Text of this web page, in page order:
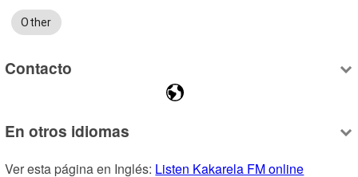
Other
Contacto
En otros idiomas
Ver esta página en Inglés: Listen Kakarela FM online